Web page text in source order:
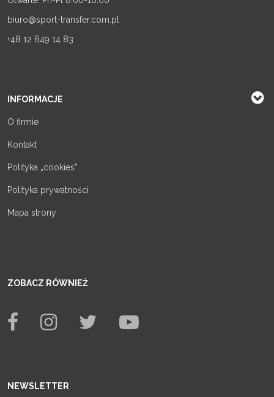
biuro@sport-transfer.com.pl
+48 12 649 14 83
INFORMACJE
O firmie
Kontakt
Polityka „cookies”
Polityka prywatności
Mapa strony
ZOBACZ RÓWNIEŻ
NEWSLETTER